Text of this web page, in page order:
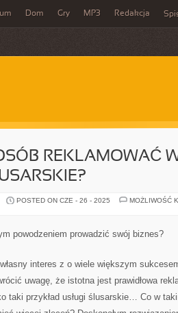
Dom Gry MP3 Redakcja
REKLAMOWAĆ
POSTED ON CZE - 26 - 2025
MOŻLIWOŚĆ
powodzeniem prowadzić swój biznes?
interes z o wiele większym
uwagę, że istotna jest prawidłowa
taki przykład usługi ślusarskie… Co w